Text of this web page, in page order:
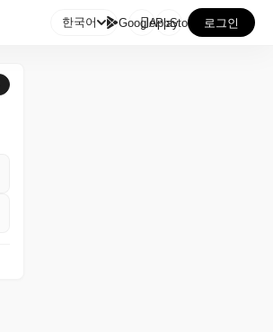
한국어 GooglePlay
AppStore 로그인